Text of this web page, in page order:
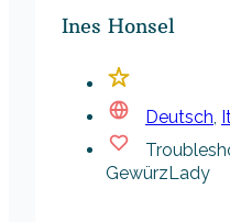
Ines Honsel
Deutsch,
GewürzLady